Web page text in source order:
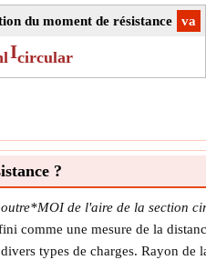
​va
du moment de résistance
Icircular
?
de l'aire de la section
comme une mesure de la
types de charges. Rayon de